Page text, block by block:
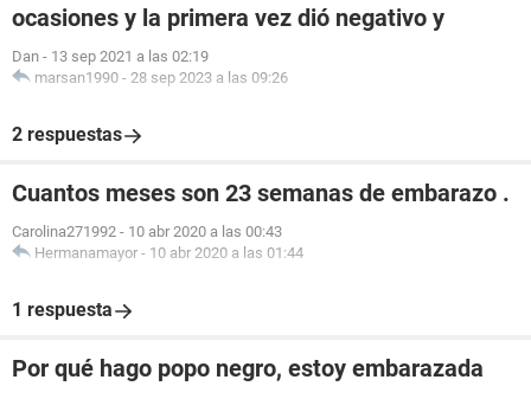
ocasiones y la primera vez dió negativo y
Dan - 13 sep 2021 a las 02:19
marsan1990 - 28 sep 2023 a las 09:26
2 respuestas
Cuantos meses son 23 semanas de embarazo .
Carolina271992 - 10 abr 2020 a las 00:43
Hermanamayor - 10 abr 2020 a las 01:44
1 respuesta
Por qué hago popo negro, estoy embarazada